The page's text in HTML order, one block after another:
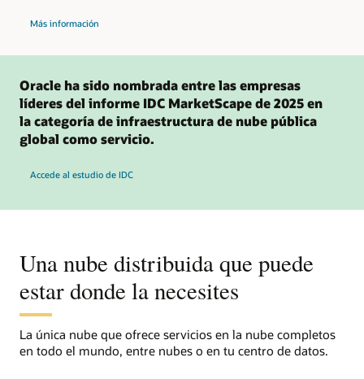
Más información
IDC
gestión
de
GenAI
en
la
nube
Oracle ha sido nombrada entre las empresas
líderes del informe IDC MarketScape de 2025 en
la categoría de infraestructura de nube pública
global como servicio.
Accede al estudio de IDC
Una nube distribuida que puede
estar donde la necesites
La única nube que ofrece servicios en la nube completos
en todo el mundo, entre nubes o en tu centro de datos.